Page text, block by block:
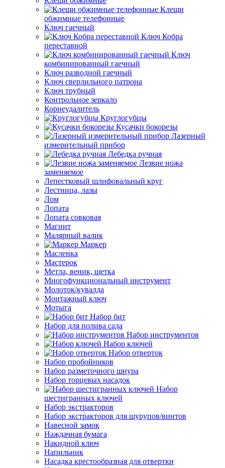
Клещи
обжимные телефонные
Ключ гаечный
Ключ Кобра
переставной
Ключ
комбинированный гаечный
Ключ разводной гаечный
Ключ сверлильного патрона
Ключ трубный
Контрольное зеркало
Корнеудалитель
Круглогубцы
Кусачки бокорезы
Лазерный
измерительный прибор
Лебедка ручная
Лезвие ножа
заменяемое
Лепестковый шлифовальный круг
Лестница, лазы
Лом
Лопата
Лопата совковая
Магнит
Малярный валик
Маркер
Масленка
Мастерок
Метла, веник, щетка
Многофункциональный инструмент
Молоток/кувалда
Монтажный ключ
Мотыга
Набор бит
Набор для полива сада
Набор инструментов
Набор ключей
Набор отверток
Набор пробойников
Набор разметочного шнура
Набор торцевых насадок
Набор
шестигранных ключей
Набор экстракторов
Набор экстракторов для шурупов/винтов
Навесной замок
Наждачная бумага
Накидной ключ
Напильник
Насадка крестообразная для отвертки